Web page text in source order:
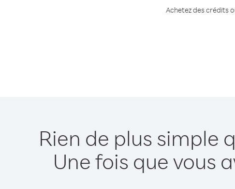
Achetez des crédits
Rien de plus simple
Une fois que vous